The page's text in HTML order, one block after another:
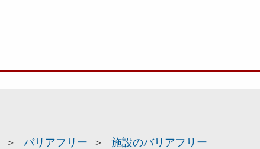
バリアフリー 施設のバリアフリー